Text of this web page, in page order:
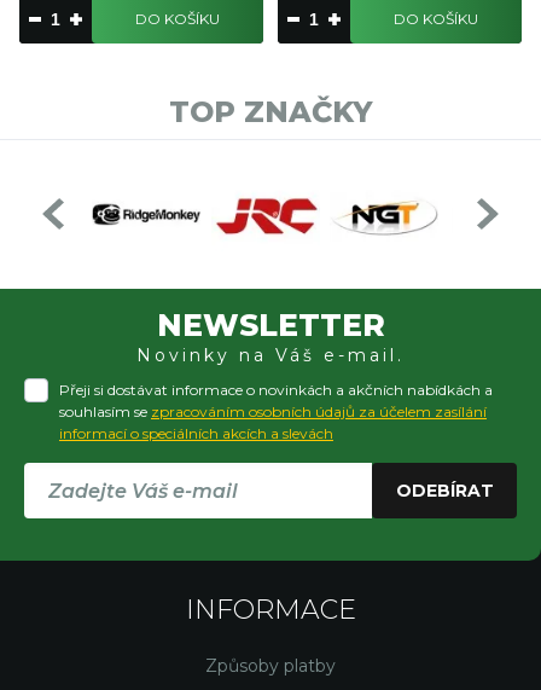
DO KOŠÍKU DO KOŠÍKU
TOP ZNAČKY
NEWSLETTER
Novinky na Váš e-mail.
Přeji si dostávat informace o novinkách a akčních nabídkách a
souhlasím se zpracováním osobních údajů za účelem zasílání
informací o speciálních akcích a slevách
ODEBÍRAT
INFORMACE
Způsoby platby